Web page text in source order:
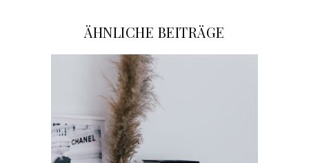
ÄHNLICHE BEITRÄGE